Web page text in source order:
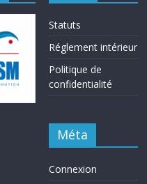
Statuts
Réglement intérieur
Politique de
confidentialité
Méta
Connexion